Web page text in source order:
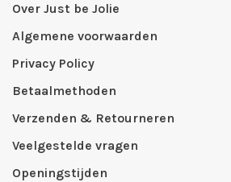
Over Just be Jolie
Algemene voorwaarden
Privacy Policy
Betaalmethoden
Verzenden & Retourneren
Veelgestelde vragen
Openingstijden